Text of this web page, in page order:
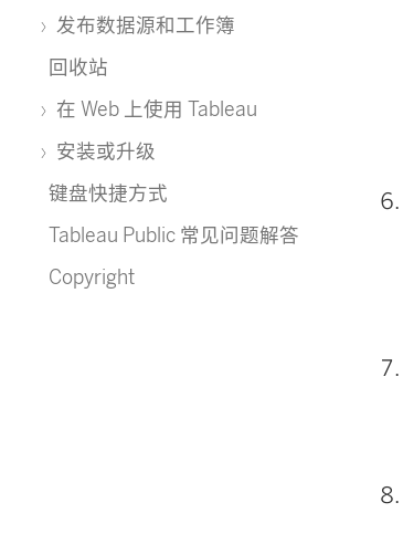
发布数据源和工作簿
回收站
在 Web 上使用 Tableau
安装或升级
键盘快捷方式
Tableau Public 常见问题解答
Copyright